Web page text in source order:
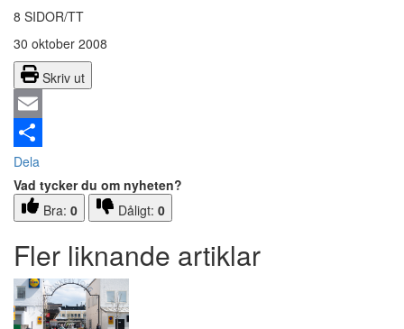
8 SIDOR/TT
30 oktober 2008
Skriv ut
Email
Dela
Vad tycker du om nyheten?
Bra: 0 Dåligt: 0
Fler liknande artiklar